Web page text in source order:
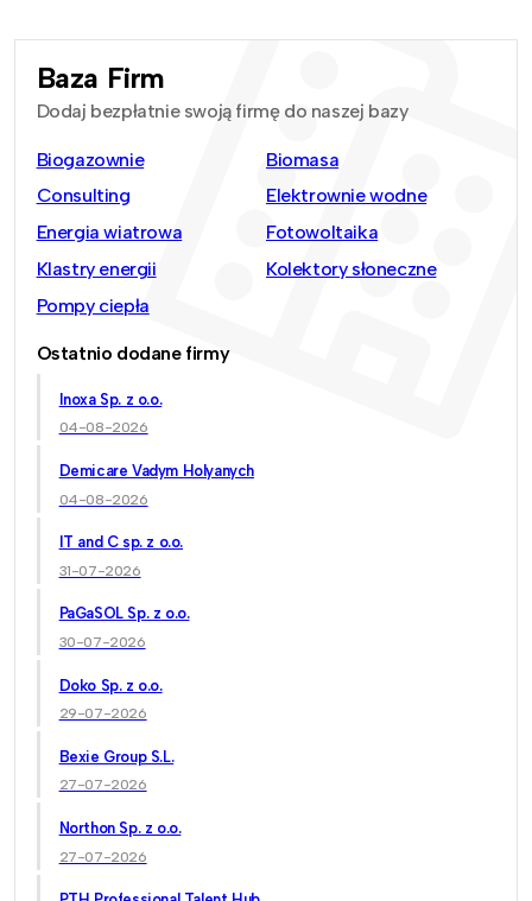
Baza Firm
Dodaj bezpłatnie swoją firmę do naszej bazy
Biogazownie
Biomasa
Consulting
Elektrownie wodne
Energia wiatrowa
Fotowoltaika
Klastry energii
Kolektory słoneczne
Pompy ciepła
Ostatnio dodane firmy
Inoxa Sp. z o.o.
04-08-2026
Demicare Vadym Holyanych
04-08-2026
IT and C sp. z o.o.
31-07-2026
PaGaSOL Sp. z o.o.
30-07-2026
Doko Sp. z o.o.
29-07-2026
Bexie Group S.L.
27-07-2026
Northon Sp. z o.o.
27-07-2026